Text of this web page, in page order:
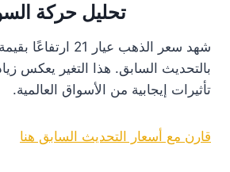
تحليل حركة
بالتحديث السابق. هذا التغير يعكس
تأثيرات إيجابية من الأسواق العالمية.
قارن مع أسعار التحديث السابق هنا